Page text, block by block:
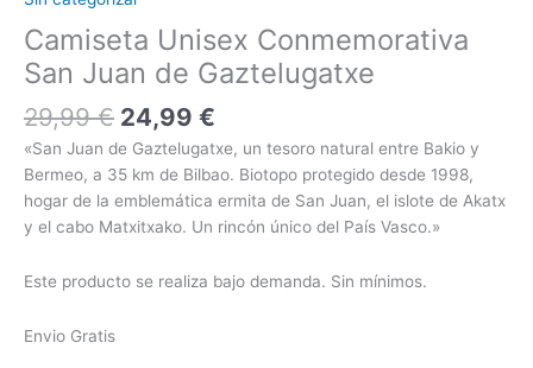
Camiseta Unisex Conmemorativa
San Juan de Gaztelugatxe
29,99€ 24,99 €
«San Juan de Gaztelugatxe, un tesoro natural entre Bakio y
Bermeo, a 35 km de Bilbao. Biotopo protegido desde 1998,
hogar de la emblemática ermita de San Juan, el islote de Akatx
y el cabo Matxitxako. Un rincón único del País Vasco.»
Este producto se realiza bajo demanda. Sin mínimos.
Envio Gratis